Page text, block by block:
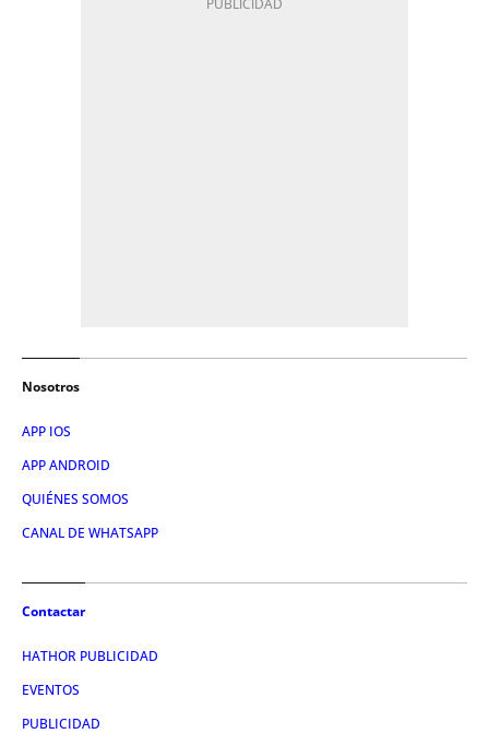
Nosotros
APP IOS
APP ANDROID
QUIÉNES SOMOS
CANAL DE WHATSAPP
Contactar
HATHOR PUBLICIDAD
EVENTOS
PUBLICIDAD